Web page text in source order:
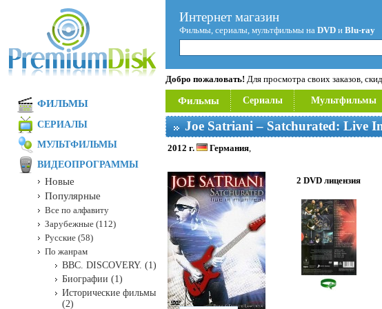
Интернет магазин
Фильмы, сериалы, мультфильмы на DVD и Blu-ray
Добро пожаловать! Для просмотра своих заказов,
Фильмы Сериалы Мультфильмы
Joe Satriani – Satchurated: Live
2012 г. Германия,
2 DVD лицензия
ФИЛЬМЫ
СЕРИАЛЫ
МУЛЬТФИЛЬМЫ
ВИДЕОПРОГРАММЫ
Новые
Популярные
Все по алфавиту
Зарубежные (112)
Русские (58)
По жанрам
BBC. DISCOVERY. (1)
Биографии (1)
Исторические фильмы
(2)